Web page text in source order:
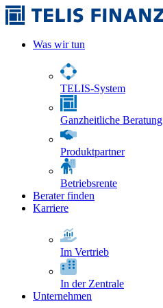
Was wir tun
TELIS-System
Ganzheitliche Beratung
Produktpartner
Betriebsrente
Berater finden
Karriere
Im Vertrieb
In der Zentrale
Unternehmen